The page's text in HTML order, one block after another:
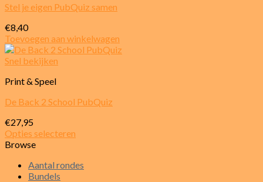
Stel je eigen PubQuiz samen
€8,40
Toevoegen aan winkelwagen
Snel bekijken
Print & Speel
De Back 2 School PubQuiz
€27,95
Opties selecteren
Dit
heeft
meerdere
Browse
Aantal rondes
Bundels